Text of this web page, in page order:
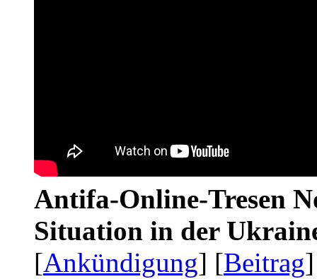
Antifa-Online-Tresen
Situation in der
[Ankündigung] [Beitrag